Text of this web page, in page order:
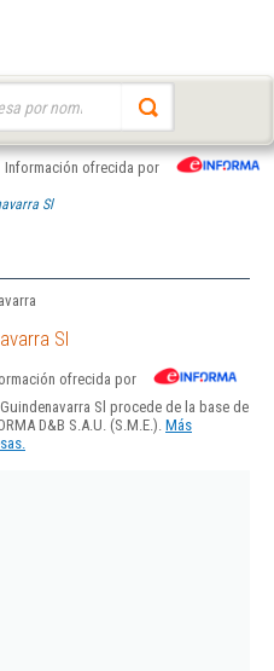
Información ofrecida por
Sl
Sl
ofrecida por
Sl procede de la base de
D&B S.A.U. (S.M.E.). Más